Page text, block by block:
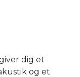
dig et
og et